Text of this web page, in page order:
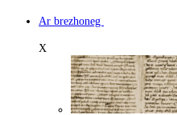
Ar brezhoneg
X